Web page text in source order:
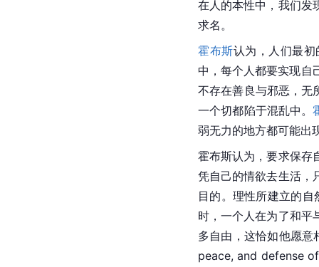
在人的本性中，我们发
求名。
霍布斯认为，人们最
中，每个人都要实现自
不存在善良与邪恶，无
一个切都陷于混乱中。
弱无力的地方都可能出
霍布斯认为，要求保存
凭自己的情欲去生活，
目的。理性所建立的
时，一个人在为了和平
多自由，这恰如他愿
peace, and defense